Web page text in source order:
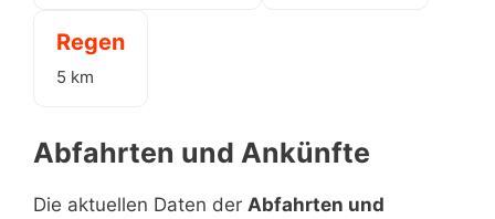
Regen
5 km
Abfahrten und Ankünfte
Die aktuellen Daten der Abfahrten und